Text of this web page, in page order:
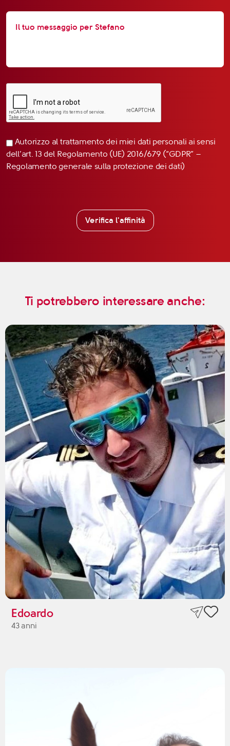
Autorizzo al trattamento dei miei dati personali ai sensi
dell’art. 13 del Regolamento (UE) 2016/679 (“GDPR” –
Regolamento generale sulla protezione dei dati)
Verifica l'affinità
Ti potrebbero interessare anche:
Edoardo
43 anni